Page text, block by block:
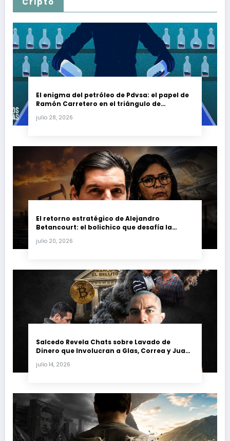
El enigma del petróleo de Pdvsa: el papel de
Ramón Carretero en el triángulo de
julio 28, 2026
El retorno estratégico de Alejandro
Betancourt: el bolichico que desafía la
petrolera venezolana
julio 20, 2026
Salcedo Revela Chats sobre Lavado de
Dinero que Involucran a Glas, Correa y Juan
julio 14, 2026